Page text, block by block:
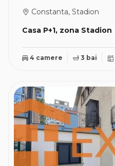
Casa P+1, zona Stadion
Constanta, Stadion
4 camere 3 bai